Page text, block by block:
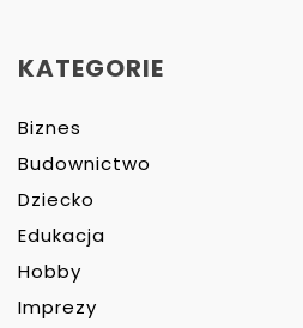
KATEGORIE
Biznes
Budownictwo
Dziecko
Edukacja
Hobby
Imprezy